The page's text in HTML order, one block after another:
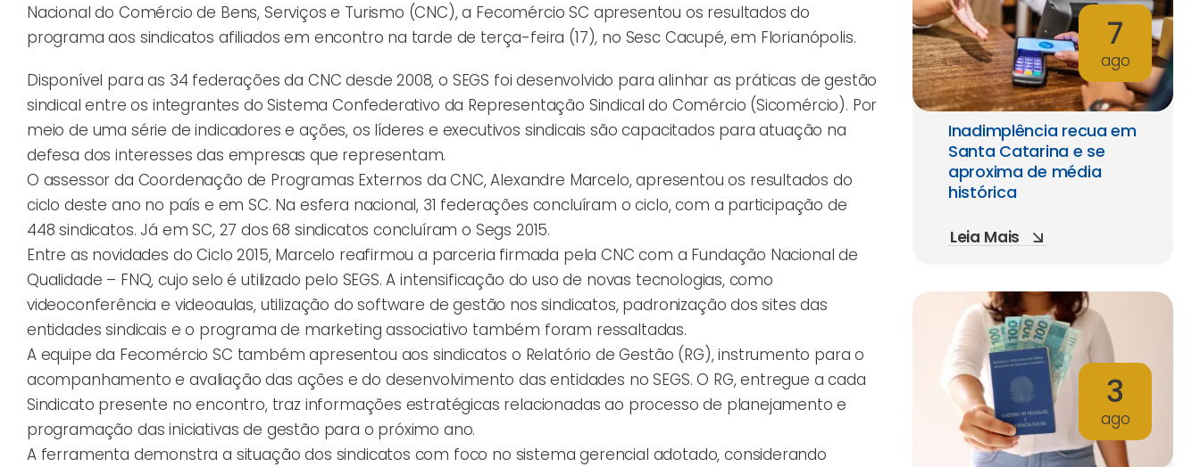
Nacional do Comércio de Bens, Serviços e Turismo (CNC), a Fecomércio SC apresentou os resultados do
programa aos sindicatos afiliados em encontro na tarde de terça-feira (17), no Sesc Cacupé, em Florianópolis.
Disponível para as 34 federações da CNC desde 2008, o SEGS foi desenvolvido para alinhar as práticas de gestão
sindical entre os integrantes do Sistema Confederativo da Representação Sindical do Comércio (Sicomércio). Por
meio de uma série de indicadores e ações, os líderes e executivos sindicais são capacitados para atuação na
defesa dos interesses das empresas que representam.
O assessor da Coordenação de Programas Externos da CNC, Alexandre Marcelo, apresentou os resultados do
ciclo deste ano no país e em SC. Na esfera nacional, 31 federações concluíram o ciclo, com a participação de
448 sindicatos. Já em SC, 27 dos 68 sindicatos concluíram o Segs 2015.
Entre as novidades do Ciclo 2015, Marcelo reafirmou a parceria firmada pela CNC com a Fundação Nacional de
Qualidade – FNQ, cujo selo é utilizado pelo SEGS. A intensificação do uso de novas tecnologias, como
videoconferência e videoaulas, utilização do software de gestão nos sindicatos, padronização dos sites das
entidades sindicais e o programa de marketing associativo também foram ressaltadas.
A equipe da Fecomércio SC também apresentou aos sindicatos o Relatório de Gestão (RG), instrumento para o
acompanhamento e avaliação das ações e do desenvolvimento das entidades no SEGS. O RG, entregue a cada
Sindicato presente no encontro, traz informações estratégicas relacionadas ao processo de planejamento e
programação das iniciativas de gestão para o próximo ano.
A ferramenta demonstra a situação dos sindicatos com foco no sistema gerencial adotado, considerando
7
ago
Inadimplência recua em
Santa Catarina e se
aproxima de média
histórica
Leia Mais
3
ago